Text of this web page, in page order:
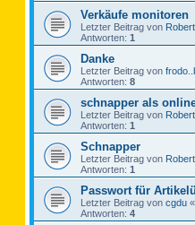
Verkäufe monitoren
Letzter Beitrag von
Antworten: 1
Danke
Letzter Beitrag von
Antworten: 8
schnapper als
Letzter Beitrag von
Antworten: 1
Schnapper
Letzter Beitrag von
Antworten: 1
Passwort für
Letzter Beitrag von cgdu «
Antworten: 4